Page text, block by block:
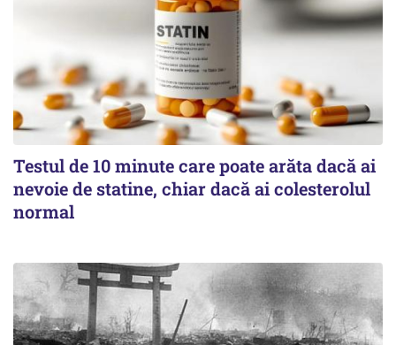
Testul de 10 minute care poate arăta dacă ai
nevoie de statine, chiar dacă ai colesterolul
normal